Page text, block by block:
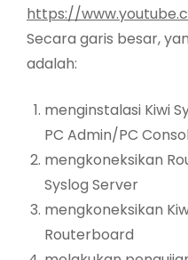
https://
Secara garis besar,
adalah:
menginstalasi Kiwi
PC Admin/PC
mengkoneksikan
Syslog Server
mengkoneksikan
Routerboard